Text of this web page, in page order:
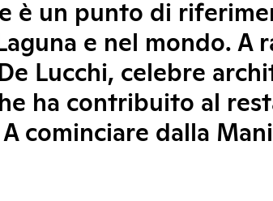
è un punto di
e nel mondo. A
Lucchi, celebre
ha contribuito al
cominciare dalla